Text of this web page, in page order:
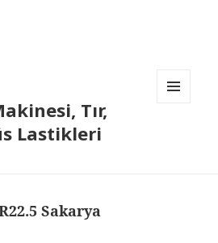
Tır,
Lastikleri
Sakarya